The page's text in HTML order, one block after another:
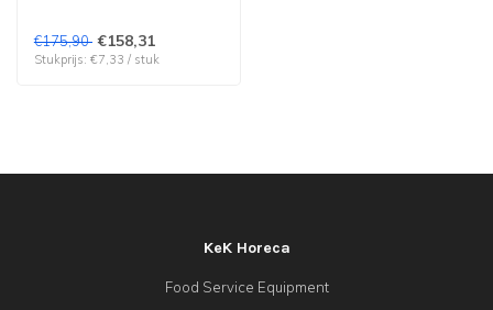
€175,90 €158,31
Stukprijs: €7,33 / stuk
KeK Horeca
Food Service Equipment